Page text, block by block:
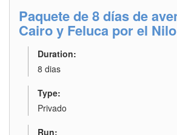
Paquete de 8 días de
Cairo y Feluca por el Nilo
Duration:
8 dias
Type:
Privado
Run: